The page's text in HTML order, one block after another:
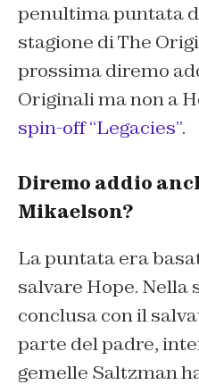
penultima puntata
stagione di The
prossima diremo
Originali ma non a
spin-off “Legacies”.
Diremo addio
Mikaelson?
La puntata era
salvare Hope. Nella
conclusa con il
parte del padre,
gemelle Saltzman